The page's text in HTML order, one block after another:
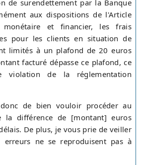
de surendettement par la Banque
aux dispositions de l'Article
et financier, les frais
pour les clients en situation de
limités à un plafond de 20 euros
facturé dépasse ce plafond, ce
violation de la réglementation
de bien vouloir procéder au
la différence de [montant] euros
De plus, je vous prie de veiller
ne se reproduisent pas à